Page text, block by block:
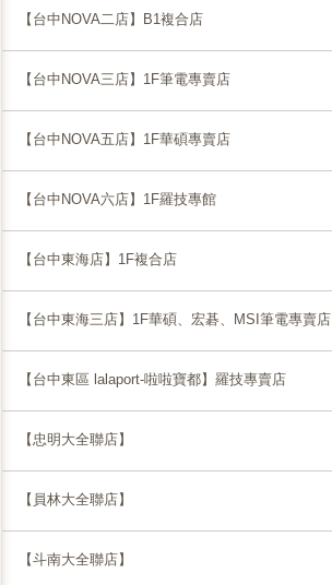
【台中NOVA二店】B1複合店
【台中NOVA三店】1F筆電專賣店
【台中NOVA五店】1F華碩專賣店
【台中NOVA六店】1F羅技專館
【台中東海店】1F複合店
【台中東海三店】1F華碩、宏碁、MSI筆電專賣店
【台中東區 lalaport-啦啦寶都】羅技專賣店
【忠明大全聯店】
【員林大全聯店】
【斗南大全聯店】